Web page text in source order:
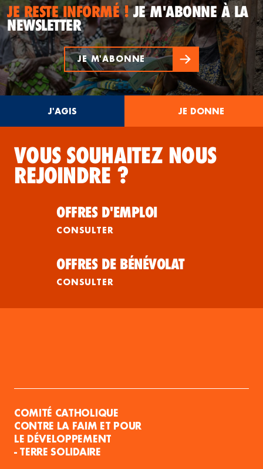
JE RESTE INFORMÉ !JE M'ABONNE À LA
NEWSLETTER
JE M'ABONNE
J'AGIS JE DONNE
VOUS SOUHAITEZ NOUS
REJOINDRE ?
OFFRES D'EMPLOI
CONSULTER
OFFRES DE BÉNÉVOLAT
CONSULTER
COMITÉ CATHOLIQUE
CONTRE LA FAIM ET POUR
LE DÉVELOPPEMENT
- TERRE SOLIDAIRE